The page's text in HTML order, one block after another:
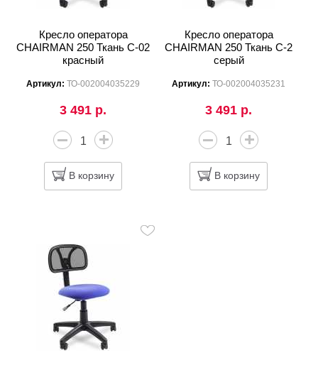
Кресло оператора
CHAIRMAN 250 Ткань C-02
красный
Артикул:ТО-002004035229
3 491 р.
В корзину
Кресло оператора
CHAIRMAN 250 Ткань C-2
серый
Артикул:ТО-002004035231
3 491 р.
В корзину